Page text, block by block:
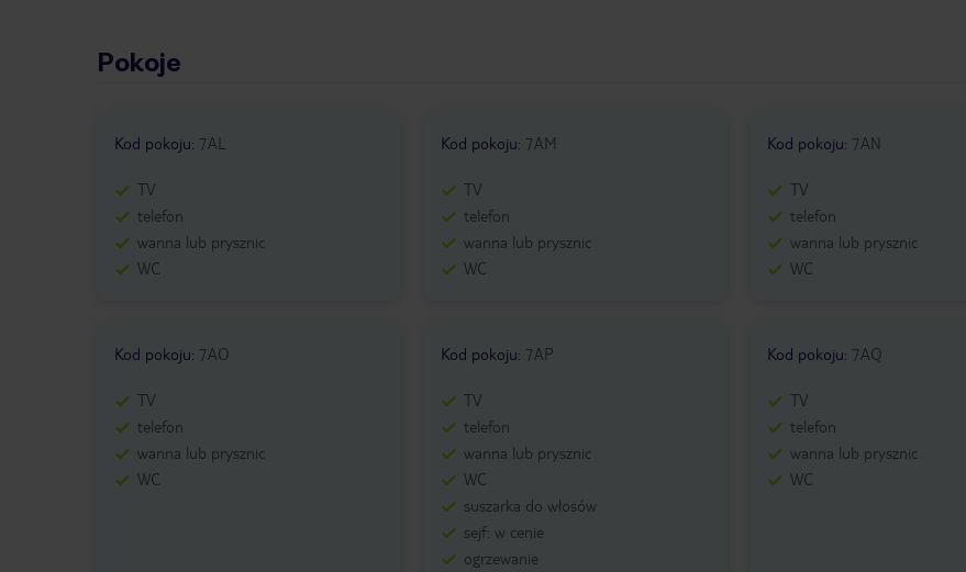
Pokoje
Kod pokoju: 7AL
TV
telefon
wanna lub prysznic
WC
Kod pokoju: 7AM
TV
telefon
wanna lub prysznic
WC
Kod pokoju: 7AN
TV
telefon
wanna lub prysznic
WC
Kod pokoju: 7AO
TV
telefon
wanna lub prysznic
WC
Kod pokoju: 7AP
TV
telefon
wanna lub prysznic
WC
suszarka do włosów
sejf: w cenie
ogrzewanie
Kod pokoju: 7AQ
TV
telefon
wanna lub prysznic
WC